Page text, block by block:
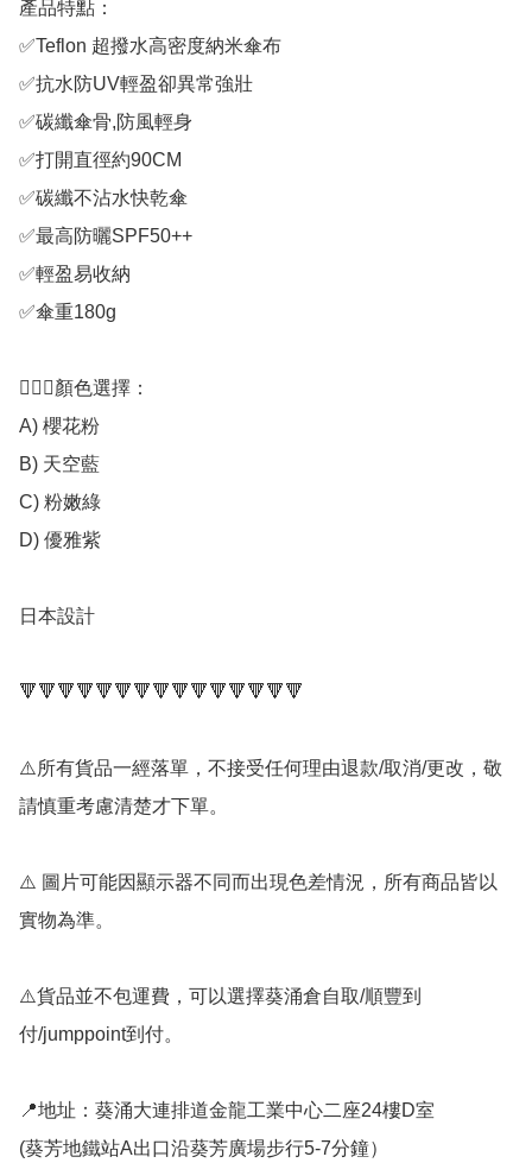
產品特點：
✅Teflon 超撥水高密度納米傘布
✅抗水防UV輕盈卻異常強壯
✅碳纖傘骨,防風輕身
✅打開直徑約90CM
✅碳纖不沾水快乾傘
✅最高防曬SPF50++
✅輕盈易收納
✅傘重180g
💁🏻‍♀️顏色選擇：
A) 櫻花粉
B) 天空藍
C) 粉嫩綠
D) 優雅紫
日本設計
🔻🔻🔻🔻🔻🔻🔻🔻🔻🔻🔻🔻🔻🔻🔻
⚠️所有貨品一經落單，不接受任何理由退款/取消/更改，敬
請慎重考慮清楚才下單。
⚠️ 圖片可能因顯示器不同而出現色差情況，所有商品皆以
實物為準。
⚠️貨品並不包運費，可以選擇葵涌倉自取/順豐到
付/jumppoint到付。
📍地址：葵涌大連排道金龍工業中心二座24樓D室
(葵芳地鐵站A出口沿葵芳廣場步行5-7分鐘）